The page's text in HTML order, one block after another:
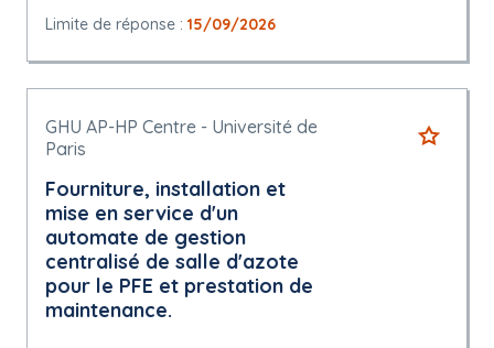
Limite de réponse : 15/09/2026
GHU AP-HP Centre - Université de
Paris
Fourniture, installation et
mise en service d'un
automate de gestion
centralisé de salle d'azote
pour le PFE et prestation de
maintenance.